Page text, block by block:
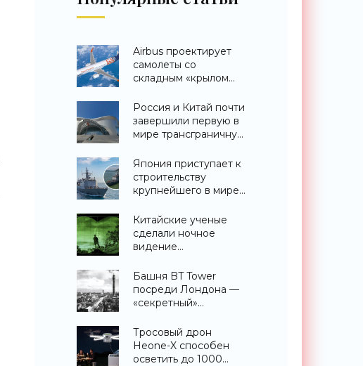
Airbus проектирует
самолеты со
складным «крылом
«Технологии»
Россия и Китай почти
завершили первую в
мире трансграничную
между двумя
странами -
«Технологии»
Япония приступает к
строительству
крупнейшего в мире
ПРО AEGIS -
«Оружие»
Китайские ученые
сделали ночное
видение
«Технологии»
Башня BT Tower
посреди Лондона —
«секретный»
никогда не
существовало -
«Технологии»
Тросовый дрон
Heone-X способен
осветить до 1000